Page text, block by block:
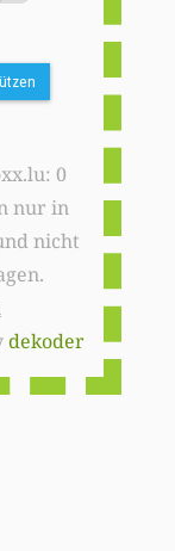
0
nur in
nicht
dekoder